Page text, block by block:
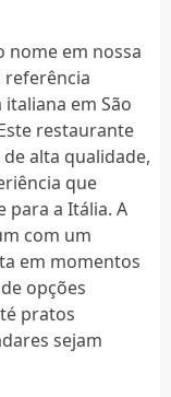
nome em nossa
referência
em São
restaurante
alta qualidade,
que
a Itália. A
com um
em momentos
opções
pratos
sejam